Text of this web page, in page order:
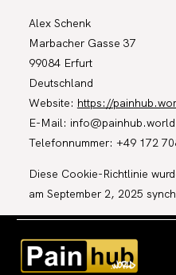
Alex Schenk
Marbacher Gasse 37
99084 Erfurt
Deutschland
Website: https://
E-Mail: info@painhub.world
Telefonnummer: +49 172
Diese Cookie-Richtlinie
am September 2, 2025